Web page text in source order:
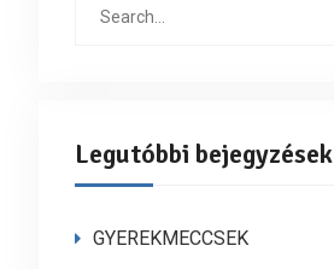
Legutóbbi bejegyzések
GYEREKMECCSEK